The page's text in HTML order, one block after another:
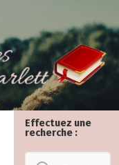
Effectuez une
recherche :